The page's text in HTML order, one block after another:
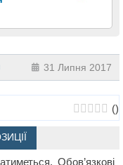
31 Липня 2017
()
Обов’язкові